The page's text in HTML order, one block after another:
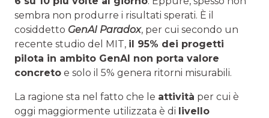
sembra non produrre i risultati sperati. È il
cosiddetto GenAI Paradox, per cui secondo un
recente studio del MIT, il 95% dei progetti
pilota in ambito GenAI non porta valore
concreto e solo il 5% genera ritorni misurabili.
La ragione sta nel fatto che le attività per cui è
oggi maggiormente utilizzata è di livello